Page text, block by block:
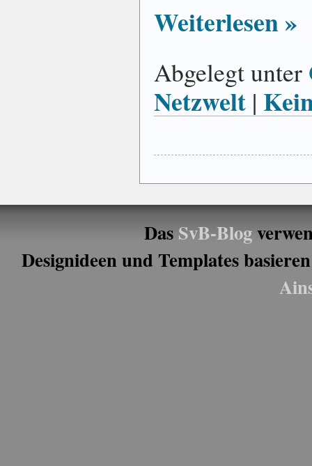
Weiterlesen »
Abgelegt unter
Netzwelt |
DasSvB-Blog
Designideen und Templates